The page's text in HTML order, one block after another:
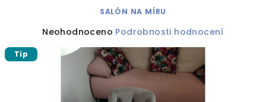
SALÓN NA MÍRU
Průměrné
produktu
Neohodnoceno Podrobnosti hodnocení
Tip